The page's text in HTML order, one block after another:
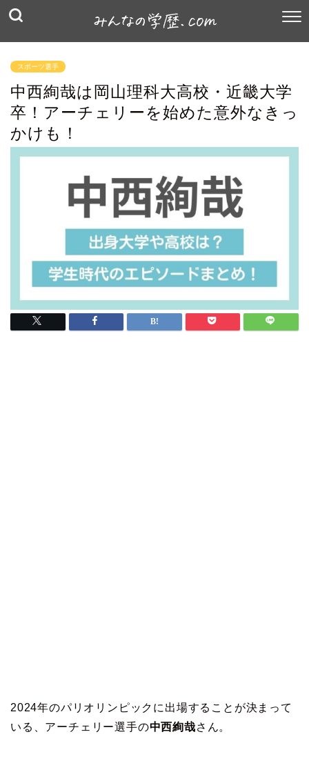
スポーツ選手
中西絢哉は岡山理科大高校・近畿大学
卒！アーチェリーを始めた意外なきっ
かけも！
2024年のパリオリンピックに出場することが決まって
いる、アーチェリー選手の中西絢哉さん。